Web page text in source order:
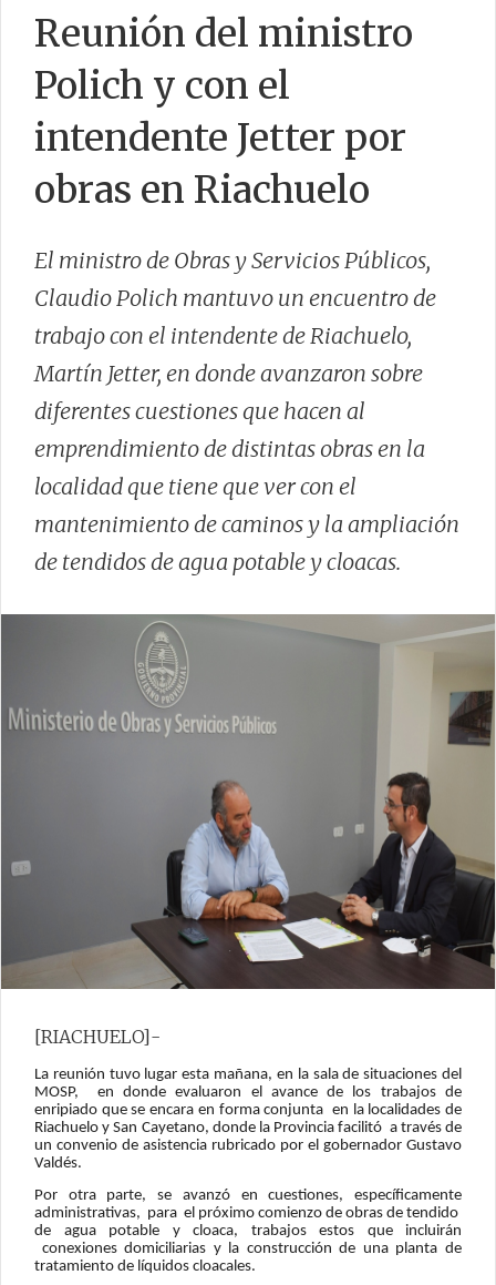
Reunión del ministro
Polich y con el
intendente Jetter por
obras en Riachuelo
El ministro de Obras y Servicios Públicos,
Claudio Polich mantuvo un encuentro de
trabajo con el intendente de Riachuelo,
Martín Jetter, en donde avanzaron sobre
diferentes cuestiones que hacen al
emprendimiento de distintas obras en la
localidad que tiene que ver con el
mantenimiento de caminos y la ampliación
de tendidos de agua potable y cloacas.
[RIACHUELO]-
La reunión tuvo lugar esta mañana, en la sala de situaciones del
MOSP, en donde evaluaron el avance de los trabajos de
enripiado que se encara en forma conjunta en la localidades de
Riachuelo y San Cayetano, donde la Provincia facilitó a través de
un convenio de asistencia rubricado por el gobernador Gustavo
Valdés.
Por otra parte, se avanzó en cuestiones, específicamente
administrativas, para el próximo comienzo de obras de tendido
de agua potable y cloaca, trabajos estos que incluirán
conexiones domiciliarias y la construcción de una planta de
tratamiento de líquidos cloacales.